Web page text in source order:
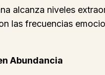
alcanza niveles
las frecuencias
Abundancia